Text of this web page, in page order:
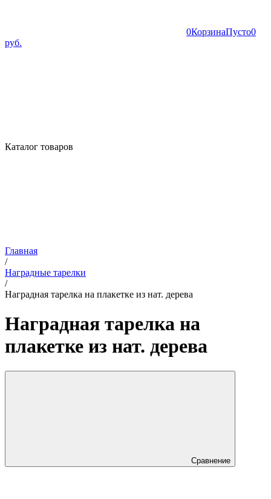
0КорзинаПусто0
руб.
Каталог товаров
Главная
/
Наградные тарелки
/
Наградная тарелка на плакетке из нат. дерева
Наградная тарелка на
плакетке из нат. дерева
Сравнение